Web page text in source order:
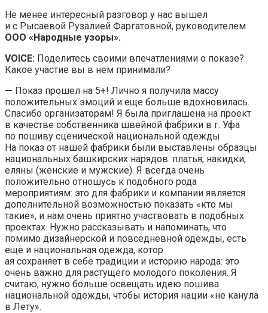
Не менее интересный разговор у нас вышел
и с Рысаевой Рузалией Фаргатовной, руководителем
ООО «Народные узоры».
VOICE: Поделитесь своими впечатлениями о показе?
Какое участие вы в нем принимали?
— Показ прошел на 5+! Лично я получила массу
положительных эмоций и еще больше вдохновилась.
Спасибо организаторам! Я была приглашена на проект
в качестве собственника швейной фабрики в г. Уфа
по пошиву сценической национальной одежды.
На показ от нашей фабрики были выставлены образцы
национальных башкирских нарядов: платья, накидки,
еляны (женские и мужские). Я всегда очень
положительно отношусь к подобного рода
мероприятиям: это для фабрики и компании является
дополнительной возможностью показать «кто мы
такие», и нам очень приятно участвовать в подобных
проектах. Нужно рассказывать и напоминать, что
помимо дизайнерской и повседневной одежды, есть
еще и национальная одежда, котор
ая сохраняет в себе традиции и историю народа: это
очень важно для растущего молодого поколения. Я
считаю, нужно больше освещать идею пошива
национальной одежды, чтобы история нации «не канула
в Лету».